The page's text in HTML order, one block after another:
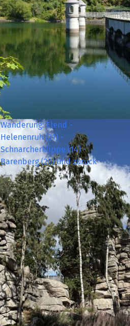
Wanderung: Elend -
Helenenruh (21) -
Schnarcherklippe (14) -
Barenberg (20) und zurück
29 Nov. 26